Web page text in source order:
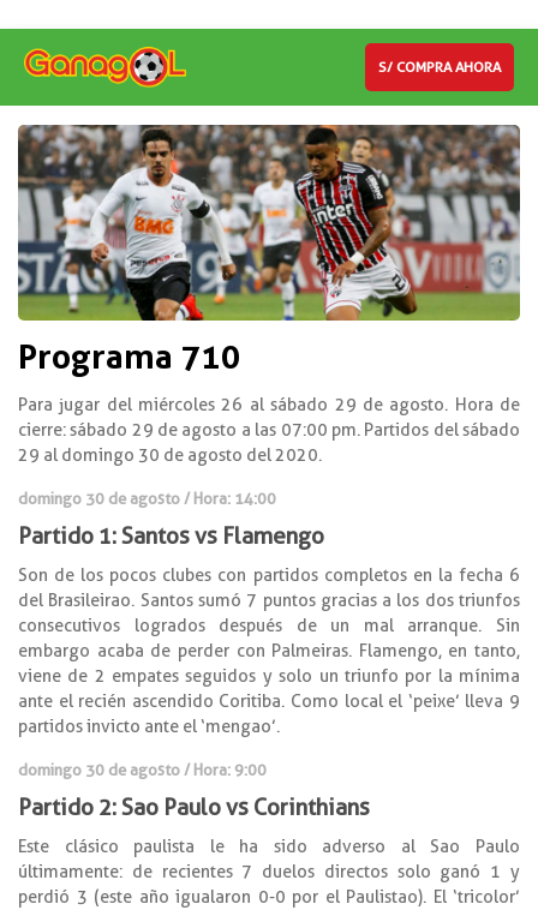
S/ COMPRA AHORA
Programa 710
Para jugar del miércoles 26 al sábado 29 de agosto. Hora de
cierre: sábado 29 de agosto a las 07:00 pm. Partidos del sábado
29 al domingo 30 de agosto del 2020.
domingo 30 de agosto / Hora: 14:00
Partido 1: Santos vs Flamengo
Son de los pocos clubes con partidos completos en la fecha 6
del Brasileirao. Santos sumó 7 puntos gracias a los dos triunfos
consecutivos logrados después de un mal arranque. Sin
embargo acaba de perder con Palmeiras. Flamengo, en tanto,
viene de 2 empates seguidos y solo un triunfo por la mínima
ante el recién ascendido Coritiba. Como local el ‘peixe’ lleva 9
partidos invicto ante el ‘mengao’.
domingo 30 de agosto / Hora: 9:00
Partido 2: Sao Paulo vs Corinthians
Este clásico paulista le ha sido adverso al Sao Paulo
últimamente: de recientes 7 duelos directos solo ganó 1 y
perdió 3 (este año igualaron 0-0 por el Paulistao). El ‘tricolor’